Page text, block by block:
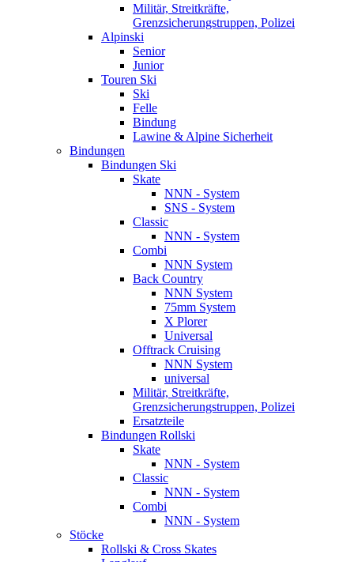
Militär, Streitkräfte,
Grenzsicherungstruppen, Polizei
Alpinski
Senior
Junior
Touren Ski
Ski
Felle
Bindung
Lawine & Alpine Sicherheit
Bindungen
Bindungen Ski
Skate
NNN - System
SNS - System
Classic
NNN - System
Combi
NNN System
Back Country
NNN System
75mm System
X Plorer
Universal
Offtrack Cruising
NNN System
universal
Militär, Streitkräfte,
Grenzsicherungstruppen, Polizei
Ersatzteile
Bindungen Rollski
Skate
NNN - System
Classic
NNN - System
Combi
NNN - System
Stöcke
Rollski & Cross Skates